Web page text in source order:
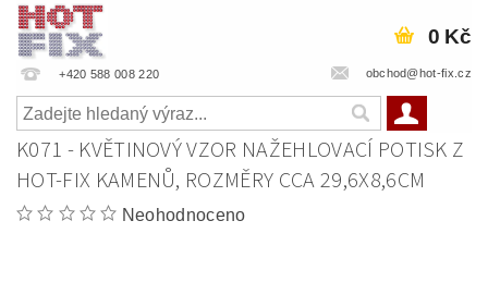
+420 588 008 220 obchod@hot-fix.cz
0 Kč
K071 - KVĚTINOVÝ VZOR NAŽEHLOVACÍ POTISK Z
HOT-FIX KAMENŮ, ROZMĚRY CCA 29,6X8,6CM
Neohodnoceno